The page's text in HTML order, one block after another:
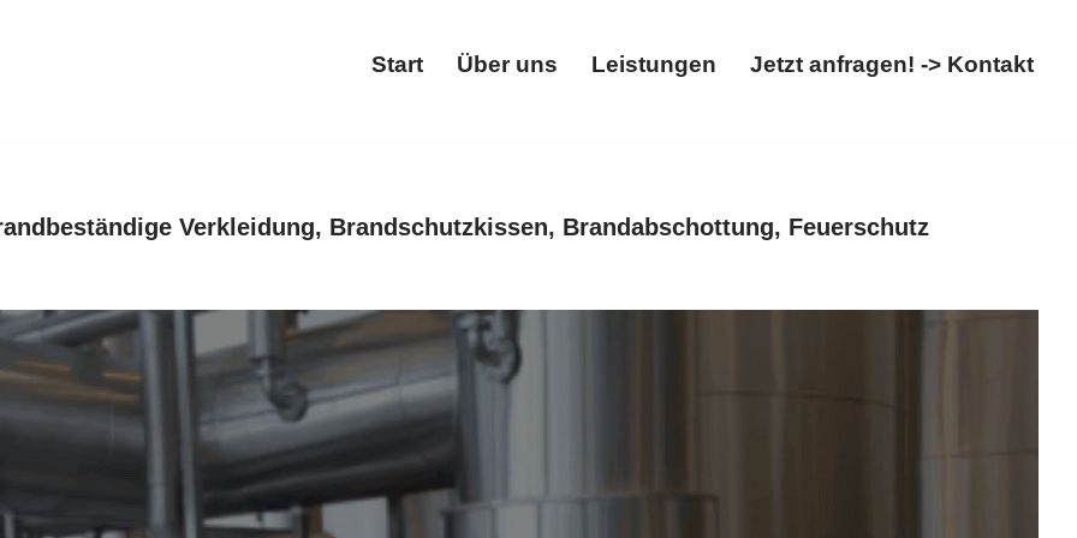
Start Über uns Leistungen Jetzt anfragen! -> Kontakt
Verkleidung, Brandschutzkissen, Brandabschottung, Feuerschutz